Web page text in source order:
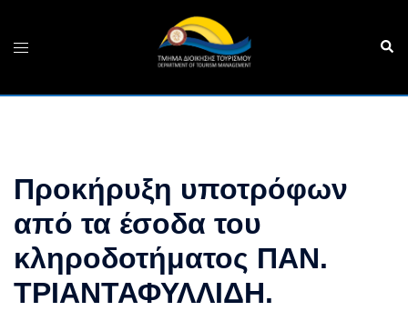
content
Toggle
Προκήρυξη υποτρόφων
από τα έσοδα του
κληροδοτήματος ΠΑΝ.
ΤΡΙΑΝΤΑΦΥΛΛΙΔΗ.